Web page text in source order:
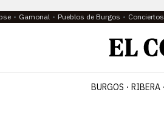
Gamonal Pueblos de Burgos Conciertos
BURGOS RIBERA